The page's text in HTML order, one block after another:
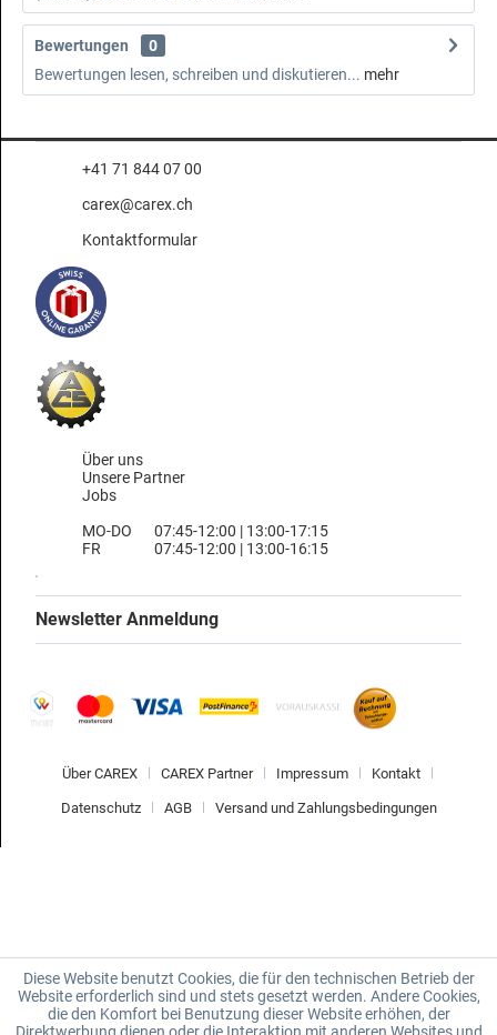
Bewertungen
0
Bewertungen lesen, schreiben und diskutieren... mehr
+41 71 844 07 00
carex@carex.ch
Kontaktformular
Über uns
Unsere Partner
Jobs
MO-DO
FR
07:45-12:00 | 13:00-17:15
07:45-12:00 | 13:00-16:15
Newsletter Anmeldung
Über CAREX CAREX Partner Impressum Kontakt
Datenschutz AGB Versand und Zahlungsbedingungen
Diese Website benutzt Cookies, die für den technischen Betrieb der
Website erforderlich sind und stets gesetzt werden. Andere Cookies,
die den Komfort bei Benutzung dieser Website erhöhen, der